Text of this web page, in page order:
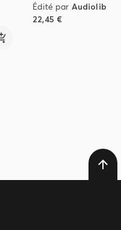
Édité par Audiolib
22,45 €